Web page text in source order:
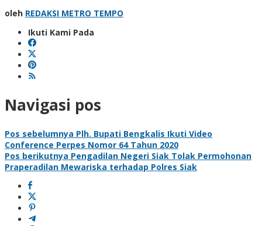
oleh REDAKSI METRO TEMPO
Ikuti Kami Pada
Navigasi pos
Pos sebelumnya Plh. Bupati Bengkalis Ikuti Video
Conference Perpes Nomor 64 Tahun 2020
Pos berikutnya Pengadilan Negeri Siak Tolak Permohonan
Praperadilan Mewariska terhadap Polres Siak